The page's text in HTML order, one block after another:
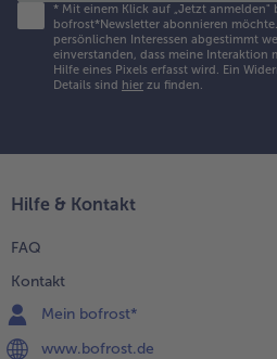
* Mit einem Klick auf „Jetzt anmelden"
bofrost*Newsletter abonnieren
persönlichen Interessen abgestimmt
einverstanden, dass meine
Hilfe eines Pixels erfasst wird. Ein
Details sind hier zu finden.
Hilfe & Kontakt
FAQ
Kontakt
Mein bofrost*
www.bofrost.de